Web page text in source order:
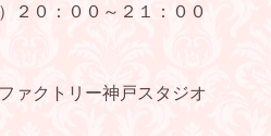
０：００～２１：００
ァクトリー神戸スタジオ